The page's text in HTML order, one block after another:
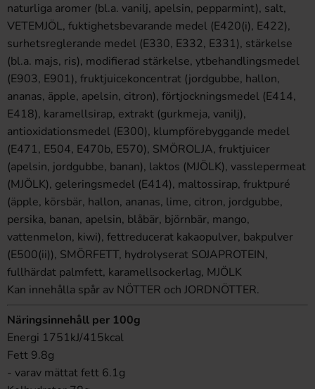
naturliga aromer (bl.a. vanilj, apelsin, pepparmint), salt,
VETEMJÖL, fuktighetsbevarande medel (E420(i), E422),
surhetsreglerande medel (E330, E332, E331), stärkelse
(bl.a. majs, ris), modifierad stärkelse, ytbehandlingsmedel
(E903, E901), fruktjuicekoncentrat (jordgubbe, hallon,
ananas, äpple, apelsin, citron), förtjockningsmedel (E414,
E418), karamellsirap, extrakt (gurkmeja, vanilj),
antioxidationsmedel (E300), klumpförebyggande medel
(E471, E504, E470b, E570), SMÖROLJA, fruktjuicer
(apelsin, jordgubbe, banan), laktos (MJÖLK), vasslepermeat
(MJÖLK), geleringsmedel (E414), maltossirap, fruktpuré
(äpple, körsbär, hallon, ananas, lime, citron, jordgubbe,
persika, banan, apelsin, blåbär, björnbär, mango,
vattenmelon, kiwi), fettreducerat kakaopulver, bakpulver
(E500(ii)), SMÖRFETT, hydrolyserat SOJAPROTEIN,
fullhärdat palmfett, karamellsockerlag, MJÖLK
Kan innehålla spår av NÖTTER och JORDNÖTTER.
Näringsinnehåll per 100g
Energi 1751kJ/415kcal
Fett 9.8g
- varav mättat fett 6.1g